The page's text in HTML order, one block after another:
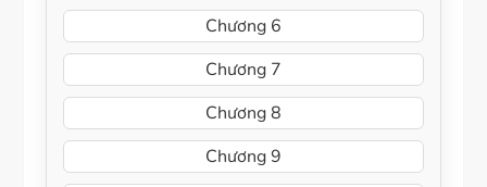
Chương 6
Chương 7
Chương 8
Chương 9